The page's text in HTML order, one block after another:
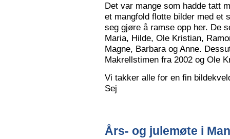
Det var mange som hadde tatt
et mangfold flotte bilder med et
seg gjøre å ramse opp her. De
Maria, Hilde, Ole Kristian,
Magne, Barbara og Anne.
Makrellstimen fra 2002 og Ole
Vi takker alle for en fin
Sej
Års- og julemøte i